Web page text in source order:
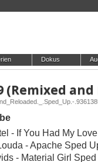
Dokus
- If You Had My
- Apache Sped
- Material Girl